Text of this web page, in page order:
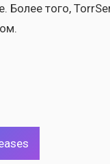
Более того,